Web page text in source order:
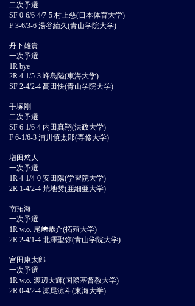
二次予選
SF 0-6/6-4/7-5 村上慈(日本体育大学)
F 3-6/3-6 湯谷綸久(青山学院大学)
丹下雄貴
一次予選
1R bye
2R 4-1/5-3 峰島陸(東海大学)
SF 2-4/2-4 髙田快(青山学院大学)
手塚剛
二次予選
SF 6-1/6-4 内田真翔(法政大学)
F 6-1/6-3 浦川慎太郎(専修大学)
増田悠人
一次予選
1R 4-1/4-0 安田陽(学習院大学)
2R 1-4/2-4 荒地奨(亜細亜大学)
南拓海
一次予選
1R w.o. 尾﨑恭介(拓殖大学)
2R 2-4/1-4 北澤聖弥(青山学院大学)
宮田康太郎
一次予選
1R w.o. 渡辺大輝(国際基督教大学)
2R 0-4/2-4 瀬尾涼斗(東海大学)